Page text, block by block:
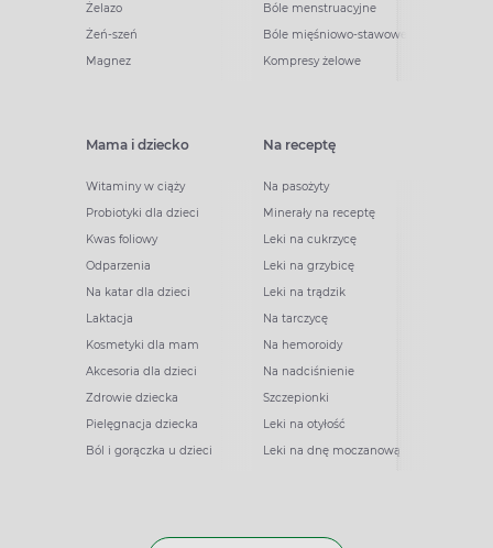
Żelazo
Żeń-szeń
Magnez
Bóle menstruacyjne
Bóle mięśniowo-stawowe
Kompresy żelowe
Mama i dziecko
Witaminy w ciąży
Probiotyki dla dzieci
Kwas foliowy
Odparzenia
Na katar dla dzieci
Laktacja
Kosmetyki dla mam
Akcesoria dla dzieci
Zdrowie dziecka
Pielęgnacja dziecka
Ból i gorączka u dzieci
Na receptę
Na pasożyty
Minerały na receptę
Leki na cukrzycę
Leki na grzybicę
Leki na trądzik
Na tarczycę
Na hemoroidy
Na nadciśnienie
Szczepionki
Leki na otyłość
Leki na dnę moczanową